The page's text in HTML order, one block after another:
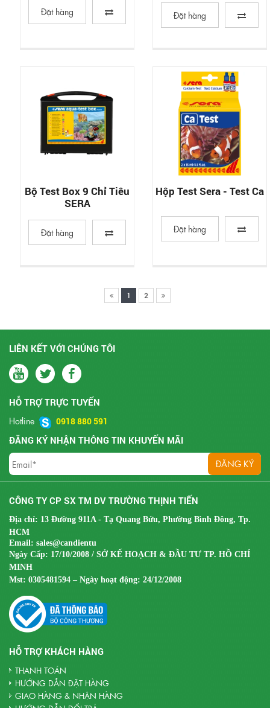
Đặt hàng Đặt hàng
Bộ Test Box 9 Chỉ Tiêu
SERA
Đặt hàng
Hộp Test Sera - Test Ca
Đặt hàng
1 2
LIÊN KẾT VỚI CHÚNG TÔI
HỖ TRỢ TRỰC TUYẾN
Hotline
0918 880 591
ĐĂNG KÝ NHẬN THÔNG TIN KHUYẾN MÃI
CÔNG TY CP SX TM DV TRƯỜNG THỊNH TIẾN
Địa chỉ: 13 Đường 911A - Tạ Quang Bửu, Phường Bình Đông, Tp.
HCM
Email: sales@candientu
Ngày Cấp: 17/10/2008 / SỞ KẾ HOẠCH & ĐẦU TƯ TP. HỒ CHÍ
MINH
Mst: 0305481594 – Ngày hoạt động: 24/12/2008
HỖ TRỢ KHÁCH HÀNG
THANH TOÁN
HƯỚNG DẪN ĐẶT HÀNG
GIAO HÀNG & NHẬN HÀNG